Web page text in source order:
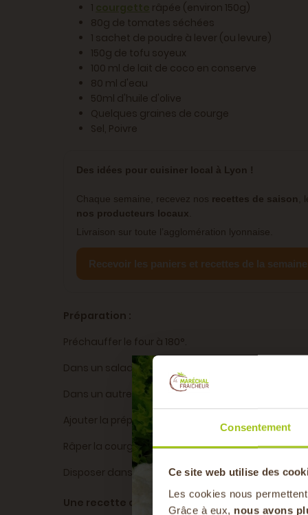
Consentement
Ce site web utilise des
Les cookies nous
Grâce à eux, nous avons
1 courgette râpée (environ 150g)
80g de tomates séchées
1 sachet de poudre à lever (ou levure)
150g de tofu soyeux
100 ml de lait de coco en conserve
80 ml d'eau
50ml d'huile d'olive
Quelques graines de courge
Sel, Poivre
Des idées pour cuisiner local à Lyon !
Chaque semaine, recevez nos recettes de saison ,
nos producteurs locaux
Livraison sur toute l’agglomération lyonnaise.
Recevoir les paniers et recettes de la semaine
Préparation :
Préchauffer le four à 180°.
Dans un saladier, mélanger la farine, la maizena,
Dans un autre saladier, mélanger le tofu soyeux,
Ajouter la préparation liquide dans l'autre
Râper la courgette et couper les tomates
Disposer dans un moule à cake, saupoudrez de
Une recette de Ophélie Vanity